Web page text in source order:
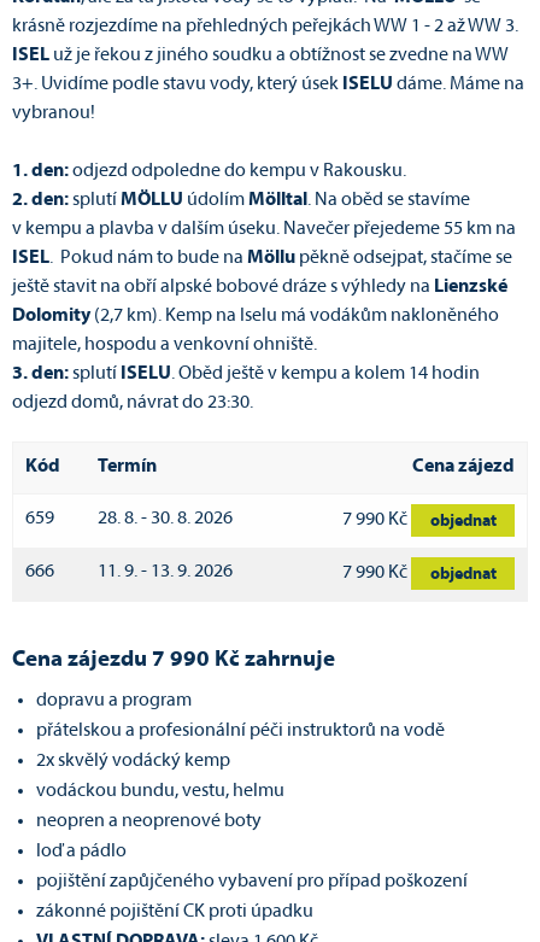
krásně rozjezdíme na přehledných peřejkách WW 1 - 2 až WW 3.
ISEL už je řekou z jiného soudku a obtížnost se zvedne na WW
3+. Uvidíme podle stavu vody, který úsek ISELU dáme. Máme na
vybranou!
1. den:odjezd odpoledne do kempu v Rakousku.
2. den:splutí MÖLLU údolímMölltal . Na oběd se stavíme
v kempu a plavba v dalším úseku. Navečer přejedeme 55 km na
ISEL. Pokud nám to bude na Möllu pěkně odsejpat, stačíme se
ještě stavit na obří alpské bobové dráze s výhledy na Lienzské
Dolomity(2,7 km). Kemp na Iselu má vodákům nakloněného
majitele, hospodu a venkovní ohniště.
3. den:splutí ISELU. Oběd ještě v kempu a kolem 14 hodin
odjezd domů, návrat do 23:30.
Kód Termín Cena zájezd
659 28. 8. - 30. 8. 2026 7 990 Kč objednat
666 11. 9. - 13. 9. 2026 7 990 Kč objednat
Cena zájezdu 7 990 Kč zahrnuje
dopravu a program
přátelskou a profesionální péči instruktorů na vodě
2x skvělý vodácký kemp
vodáckou bundu, vestu, helmu
neopren a neoprenové boty
loď a pádlo
pojištění zapůjčeného vybavení pro případ poškození
zákonné pojištění CK proti úpadku